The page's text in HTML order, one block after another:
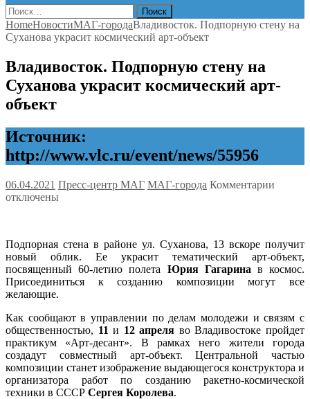
Найти:
HomeНовостиМАГ-городаВладивосток. Подпорную стену на
Суханова украсит космический арт-объект
Владивосток. Подпорную стену на
Суханова украсит космический арт-
объект
Источник:
http://www.vlc.ru/event/news/55956
06.04.2021 Пресс-центр МАГ МАГ-города Комментарии
на
отключены
Подпорная стена в районе ул. Суханова, 13 вскоре получит
новый облик. Ее украсит тематический арт-объект,
посвященный 60-летию полета Юрия Гагарина в космос.
Присоединиться к созданию композиции могут все
желающие.
Как сообщают в управлении по делам молодежи и связям с
общественностью, 11и 12 апреля во Владивостоке пройдет
практикум «Арт-десант». В рамках него жители города
создадут совместный арт-объект. Центральной частью
композиции станет изображение выдающегося конструктора и
организатора работ по созданию ракетно-космической
техники в СССР Сергея Королева.